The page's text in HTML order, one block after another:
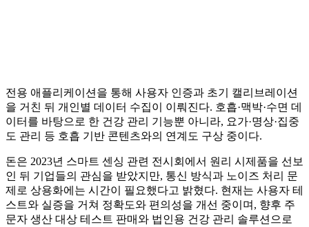
전용 애플리케이션을 통해 사용자 인증과 초기 캘리브레이션
을 거친 뒤 개인별 데이터 수집이 이뤄진다. 호흡·맥박·수면 데
이터를 바탕으로 한 건강 관리 기능뿐 아니라, 요가·명상·집중
도 관리 등 호흡 기반 콘텐츠와의 연계도 구상 중이다.
돈은 2023년 스마트 센싱 관련 전시회에서 원리 시제품을 선보
인 뒤 기업들의 관심을 받았지만, 통신 방식과 노이즈 처리 문
제로 상용화에는 시간이 필요했다고 밝혔다. 현재는 사용자 테
스트와 실증을 거쳐 정확도와 편의성을 개선 중이며, 향후 주
문자 생산 대상 테스트 판매와 법인용 건강 관리 솔루션으로